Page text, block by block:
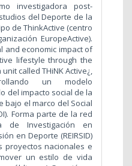
investigadora post-
del Deporte de la
de ThinkActive (centro
EuropeActive).
and economic impact of
lifestyle through the
called THiNK Active¿,
un modelo
del impacto social de la
bajo el marco del Social
Forma parte de la red
de Investigación en
en Deporte (REIRSID)
nacionales e
un estilo de vida